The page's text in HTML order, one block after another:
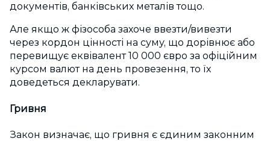
документів, банківських металів тощо.
Але якщо ж фізособа захоче ввезти/вивезти
через кордон цінності на суму, що дорівнює або
перевищує еквівалент 10 000 євро за офіційним
курсом валют на день провезення, то їх
доведеться декларувати.
Гривня
Закон визначає, що гривня є єдиним законним